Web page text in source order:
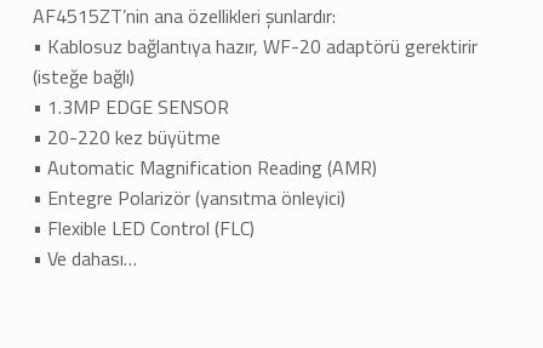
AF4515ZT’nin ana özellikleri şunlardır:
• Kablosuz bağlantıya hazır, WF-20 adaptörü gerektirir
(isteğe bağlı)
• 1.3MP EDGE SENSOR
• 20-220 kez büyütme
• Automatic Magnification Reading (AMR)
• Entegre Polarizör (yansıtma önleyici)
• Flexible LED Control (FLC)
• Ve dahası…